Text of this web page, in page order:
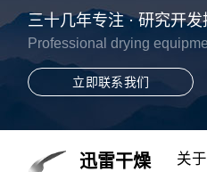
三十几年专注 · 研究开
Professional drying
立即联系我们
迅雷干燥 关于